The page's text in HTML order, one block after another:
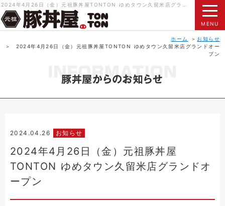
MENU
ホーム
お知らせ
2024年4月26日（金）元祖豚丼屋TONTON ゆめタウン久留米店グランドオー
プン
2024.04.26 お知らせ
2024年4月26日（金）元祖豚丼屋
TONTON ゆめタウン久留米店グランドオ
ープン